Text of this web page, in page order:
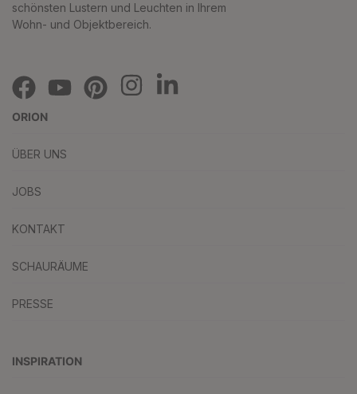
schönsten Lustern und Leuchten in Ihrem
Wohn- und Objektbereich.
ORION
ÜBER UNS
JOBS
KONTAKT
SCHAURÄUME
PRESSE
INSPIRATION